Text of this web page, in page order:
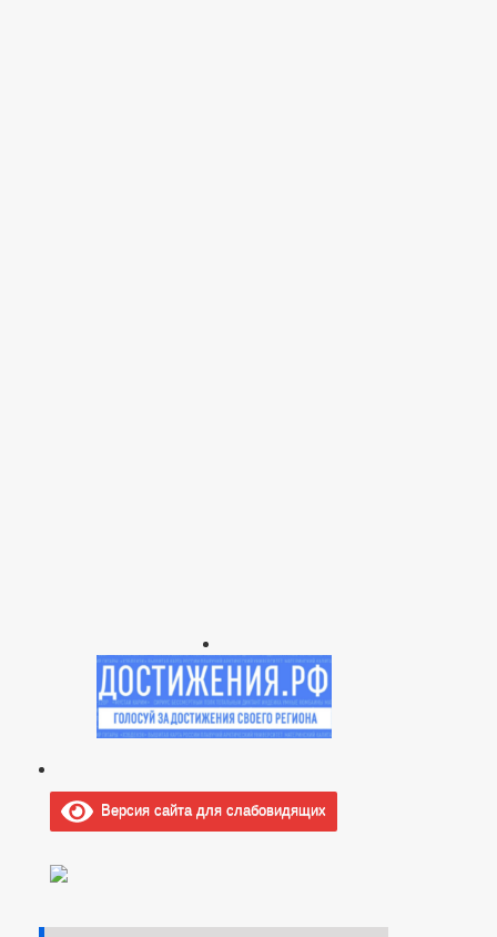
Версия сайта для слабовидящих